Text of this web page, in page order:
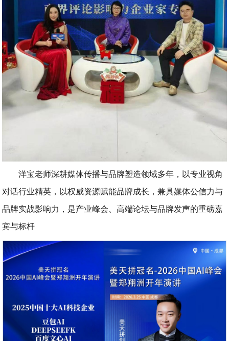
洋宝老师深耕媒体传播与品牌塑造领域多年，以专业视角
对话行业精英，以权威资源赋能品牌成长，兼具媒体公信力与
品牌实战影响力，是产业峰会、高端论坛与品牌发声的重磅嘉
宾与标杆